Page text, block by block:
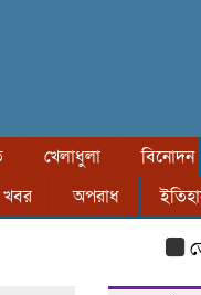
খেলাধুলা বিনোদন
খবর অপরাধ